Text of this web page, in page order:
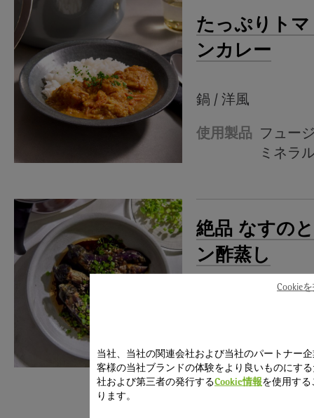
たっぷりト
ンカレー
鍋 / 洋風
使用製品
フュー
ミネラ
絶品 なすの
ン酢蒸し
ミネラ
当社、当社の関連会社および当社のパートナー
客様の当社ブランドの体験をより良いものにす
社および第三者の発行するCookie情報を使用する
ります。
Cookie